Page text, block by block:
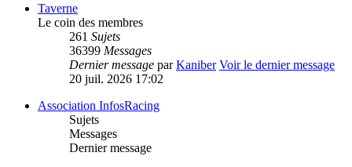
Taverne
Le coin des membres
261 Sujets
36399 Messages
Dernier message parKaniber Voir le dernier message
20 juil. 2026 17:02
Association InfosRacing
Sujets
Messages
Dernier message